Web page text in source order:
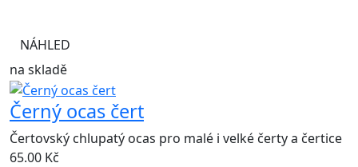
NÁHLED
na skladě
Černý ocas čert
Čertovský chlupatý ocas pro malé i velké čerty a čertice
65.00 Kč